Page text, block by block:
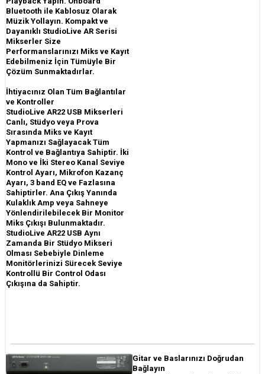
Bluetooth ile Kablosuz Olarak
Müzik Yollayın. Kompakt ve
Dayanıklı StudioLive AR Serisi
Mikserler Size
Performanslarınızı Miks ve Kayıt
Edebilmeniz İçin Tümüyle Bir
Çözüm Sunmaktadırlar.
İhtiyacınız Olan Tüm Bağlantılar
ve Kontroller
StudioLive AR22 USB Mikserleri
Canlı, Stüdyo veya Prova
Sırasında Miks ve Kayıt
Yapmanızı Sağlayacak Tüm
Kontrol ve Bağlantıya Sahiptir. İki
Mono ve İki Stereo Kanal Seviye
Kontrol Ayarı, Mikrofon Kazanç
Ayarı, 3 band EQ ve Fazlasına
Sahiptirler. Ana Çıkış Yanında
Kulaklık Amp veya Sahneye
Yönlendirilebilecek Bir Monitor
Miks Çıkışı Bulunmaktadır.
StudioLive AR22 USB Aynı
Zamanda Bir Stüdyo Mikseri
Olması Sebebiyle Dinleme
Monitörlerinizi Sürecek Seviye
Kontrollü Bir Control Odası
Çıkışına da Sahiptir.
Gitar ve Baslarınızı Doğrudan
Bağlayın